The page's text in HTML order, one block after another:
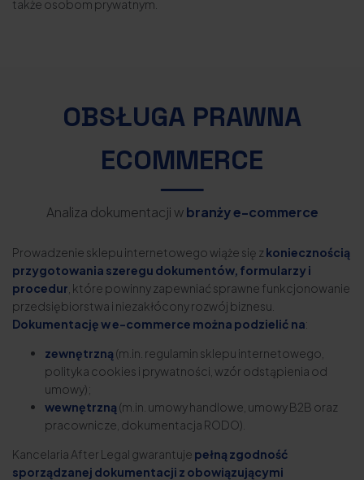
także osobom prywatnym.
OBSŁUGA PRAWNA
ECOMMERCE
Analiza dokumentacji w branży e-commerce
Prowadzenie sklepu internetowego wiąże się z koniecznością
przygotowania szeregu dokumentów, formularzy i
procedur , które powinny zapewniać sprawne funkcjonowanie
przedsiębiorstwa i niezakłócony rozwój biznesu.
Dokumentację w e-commerce można podzielić na:
zewnętrzną (m.in. regulamin sklepu internetowego,
polityka cookies i prywatności, wzór odstąpienia od
umowy);
wewnętrzną (m.in. umowy handlowe, umowy B2B oraz
pracownicze, dokumentacja RODO).
Kancelaria After Legal gwarantuje pełną zgodność
sporządzanej dokumentacji z obowiązującymi